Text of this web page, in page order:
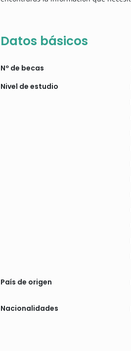
Datos básicos
Nº de becas
Nivel de estudio
País de origen
Nacionalidades